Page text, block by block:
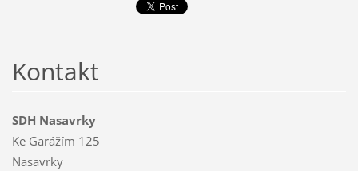
Kontakt
SDH Nasavrky
Ke Garážím 125
Nasavrky